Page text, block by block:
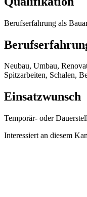
Berufserfahrung als
Neubau, Umbau,
Spitzarbeiten, Schalen,
Einsatzwunsch
Temporär- oder
Interessiert an diesem